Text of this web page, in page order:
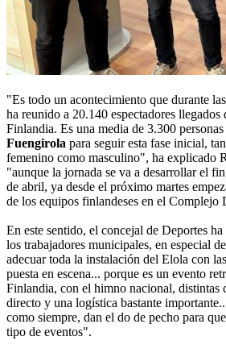
"Es todo un acontecimiento que durante
ha reunido a 20.140 espectadores llegados
Finlandia. Es una media de 3.300 personas
Fuengirola para seguir esta fase inicial,
femenino como masculino", ha explicado
"aunque la jornada se va a desarrollar el
de abril, ya desde el próximo martes
de los equipos finlandeses en el
En este sentido, el concejal de Deportes
los trabajadores municipales, en especial
adecuar toda la instalación del Elola con
puesta en escena... porque es un evento
Finlandia, con el himno nacional, distintas
directo y una logística bastante
como siempre, dan el do de pecho para
tipo de eventos".